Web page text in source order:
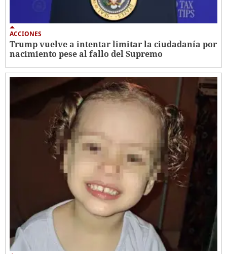
ACCIONES
Trump vuelve a intentar limitar la ciudadanía por
nacimiento pese al fallo del Supremo